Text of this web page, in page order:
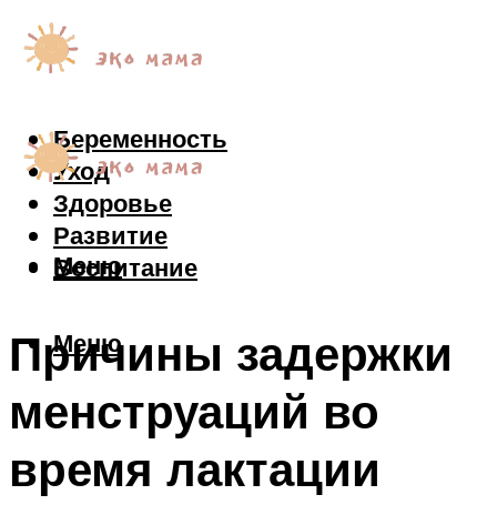
Беременность
Уход
Здоровье
Развитие
Воспитание
Меню
Меню
Причины задержки
менструаций во
время лактации